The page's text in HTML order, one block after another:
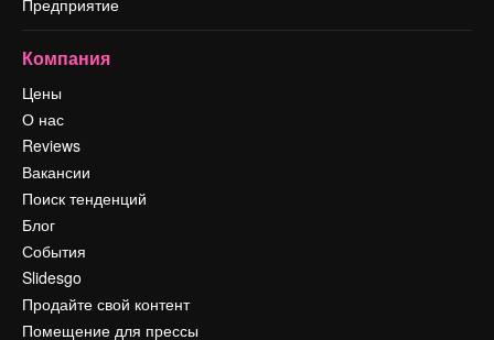
Предприятие
Компания
Цены
О нас
Reviews
Вакансии
Поиск тенденций
Блог
События
Slidesgo
Продайте свой контент
Помещение для прессы